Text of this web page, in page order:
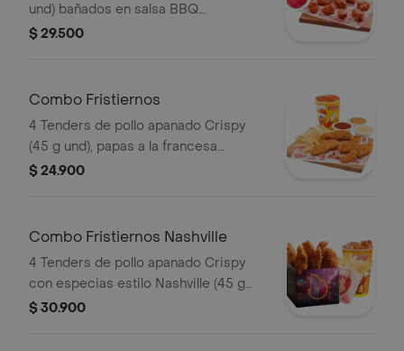
und) bañados en salsa BBQ
ligeramente picante, papas a la
(325 ml)
$ 29.500
Combo Fristiernos
4 Tenders de pollo apanado Crispy
(45 g und), papas a la francesa
mediana (60 g) y gaseosa (325 ml)
$ 24.900
Combo Fristiernos Nashville
4 Tenders de pollo apanado Crispy
con especias estilo Nashville (45 g
und), sirope de miel picante, papas a
$ 30.900